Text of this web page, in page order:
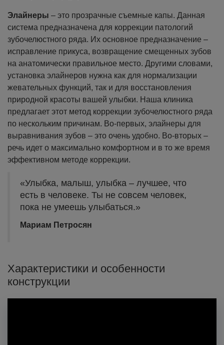
Элайнеры – это прозрачные съемные капы. Данная
система предназначена для коррекции патологий
зубочелюстного ряда. Их основное предназначение –
исправление прикуса, возвращение смещенных зубов
на анатомически правильное место. Другими словами,
установка элайнеров нужна как для нормализации
жевательных функций, так и для восстановления
природной красоты вашей улыбки. Наша клиника
предлагает этот метод коррекции зубочелюстного ряда
по нескольким причинам. Во-первых, элайнеры для
выравнивания зубов – это очень удобно. Во-вторых –
речь идет о максимально комфортном и в то же время
эффективном методе коррекции.
«Улыбка, малыш, улыбка – лучшее, что
есть в человеке. Ты не совсем человек,
пока не умеешь улыбаться.»
Мариам Петросян
Характеристики и особенности
конструкции